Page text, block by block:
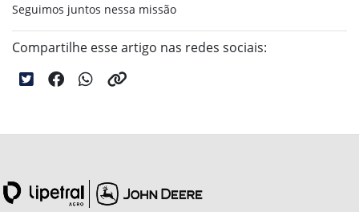
Seguimos juntos nessa missão
Compartilhe esse artigo nas redes sociais: